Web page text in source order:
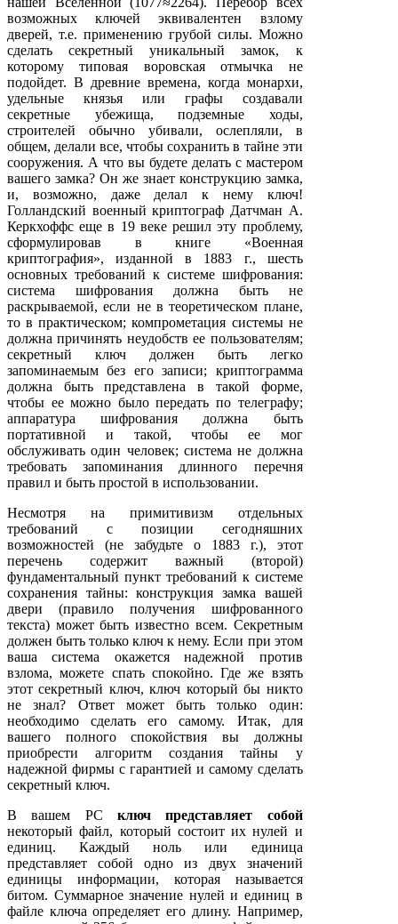
возможных ключей эквивалентен взлому
дверей, т.е. применению грубой силы. Можно
сделать секретный уникальный замок, к
которому типовая воровская отмычка не
подойдет. В древние времена, когда монархи,
удельные князья или графы создавали
секретные убежища, подземные ходы,
строителей обычно убивали, ослепляли, в
общем, делали все, чтобы сохранить в тайне эти
сооружения. А что вы будете делать с мастером
вашего замка? Он же знает конструкцию замка,
и, возможно, даже делал к нему ключ!
Голландский военный криптограф Датчман А.
Керкхоффс еще в 19 веке решил эту проблему,
сформулировав в книге «Военная
криптография», изданной в 1883 г., шесть
основных требований к системе шифрования:
система шифрования должна быть не
раскрываемой, если не в теоретическом плане,
то в практическом; компрометация системы не
должна причинять неудобств ее пользователям;
секретный ключ должен быть легко
запоминаемым без его записи; криптограмма
должна быть представлена в такой форме,
чтобы ее можно было передать по телеграфу;
аппаратура шифрования должна быть
портативной и такой, чтобы ее мог
обслуживать один человек; система не должна
требовать запоминания длинного перечня
правил и быть простой в использовании.
Несмотря на примитивизм отдельных
требований с позиции сегодняшних
возможностей (не забудьте о 1883 г.), этот
перечень содержит важный (второй)
фундаментальный пункт требований к системе
сохранения тайны: конструкция замка вашей
двери (правило получения шифрованного
текста) может быть известно всем. Секретным
должен быть только ключ к нему. Если при этом
ваша система окажется надежной против
взлома, можете спать спокойно. Где же взять
этот секретный ключ, ключ который бы никто
не знал? Ответ может быть только один:
необходимо сделать его самому. Итак, для
вашего полного спокойствия вы должны
приобрести алгоритм создания тайны у
надежной фирмы с гарантией и самому сделать
секретный ключ.
В вашем РС ключ представляет собой
некоторый файл, который состоит их нулей и
единиц. Каждый ноль или единица
представляет собой одно из двух значений
единицы информации, которая называется
битом. Суммарное значение нулей и единиц в
файле ключа определяет его длину. Например,